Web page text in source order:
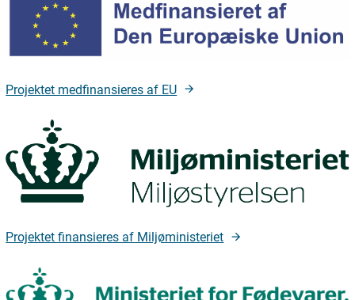
Projektet medfinansieres af EU
Projektet finansieres af Miljøministeriet